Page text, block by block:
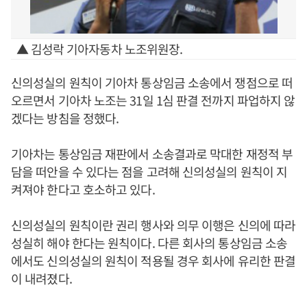
▲ 김성락 기아자동차 노조위원장.
신의성실의 원칙이 기아차 통상임금 소송에서 쟁점으로 떠
오르면서 기아차 노조는 31일 1심 판결 전까지 파업하지 않
겠다는 방침을 정했다.
기아차는 통상임금 재판에서 소송결과로 막대한 재정적 부
담을 떠안을 수 있다는 점을 고려해 신의성실의 원칙이 지
켜져야 한다고 호소하고 있다.
신의성실의 원칙이란 권리 행사와 의무 이행은 신의에 따라
성실히 해야 한다는 원칙이다. 다른 회사의 통상임금 소송
에서도 신의성실의 원칙이 적용될 경우 회사에 유리한 판결
이 내려졌다.